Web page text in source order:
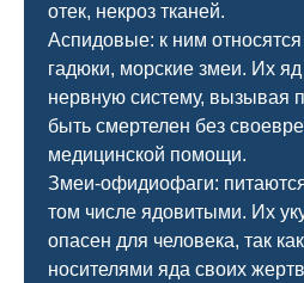
отек, некроз тканей.
Аспидовые: к ним
гадюки, морские змеи. Их яд
нервную систему, вызывая
быть смертелен без
медицинской помощи.
Змеи-офидиофаги:
том числе ядовитыми. Их
опасен для человека, так
носителями яда своих